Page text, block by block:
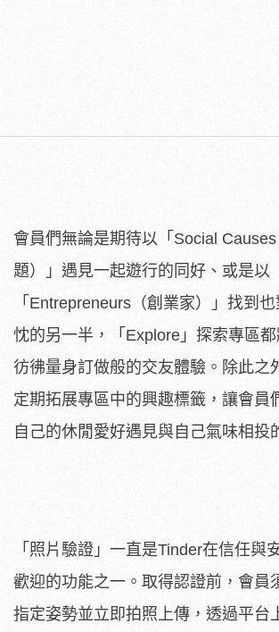
會員們無論是期待以「Social
題）」遇見一起遊行的同好、或是以
「Entrepreneurs（創業家）」找到
忱的另一半，「Explore」探索專區
彷彿量身訂做般的交友體驗。除此之
定期拓展專區中的興趣標籤，讓會員
自己的休閒愛好遇見與自己氣味相投
「照片驗證」一直是Tinder在信任與
歡迎的功能之一。取得認證前，會員
指定姿勢並立即拍照上傳，透過平台